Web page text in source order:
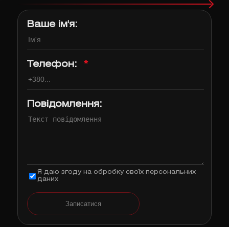
Ваше ім'я:
Телефон: *
Повідомлення:
Я даю згоду на обробку своїх персональних
даних
Записатися